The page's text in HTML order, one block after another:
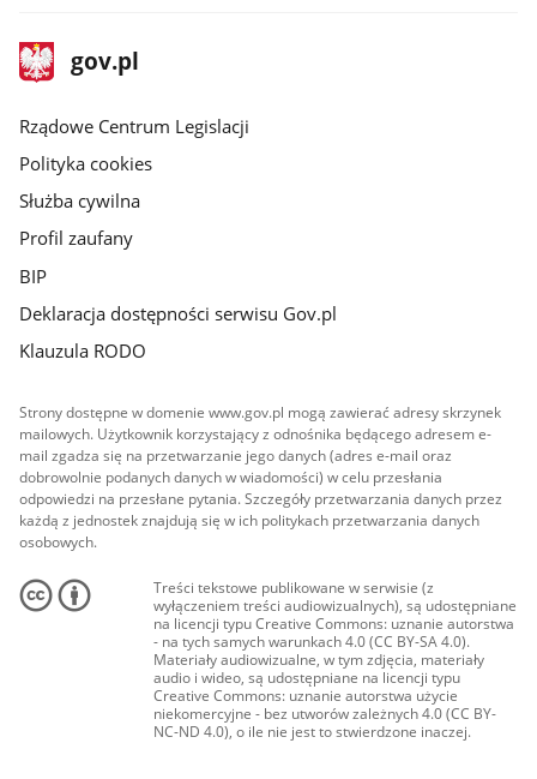
stopka
gov.plStrona
gov.pl
Rządowe Centrum Legislacji
Polityka cookies
Służba cywilna
Profil zaufany
BIP
Deklaracja dostępności serwisu Gov.pl
Klauzula RODO
Strony dostępne w domenie www.gov.pl mogą zawierać adresy skrzynek
mailowych. Użytkownik korzystający z odnośnika będącego adresem e-
mail zgadza się na przetwarzanie jego danych (adres e-mail oraz
dobrowolnie podanych danych w wiadomości) w celu przesłania
odpowiedzi na przesłane pytania. Szczegóły przetwarzania danych przez
każdą z jednostek znajdują się w ich politykach przetwarzania danych
osobowych.
Treści tekstowe publikowane w serwisie (z
wyłączeniem treści audiowizualnych), są udostępniane
na licencji typu Creative Commons: uznanie autorstwa
- na tych samych warunkach 4.0 (CC BY-SA 4.0).
Materiały audiowizualne, w tym zdjęcia, materiały
audio i wideo, są udostępniane na licencji typu
Creative Commons: uznanie autorstwa użycie
niekomercyjne - bez utworów zależnych 4.0 (CC BY-
NC-ND 4.0), o ile nie jest to stwierdzone inaczej.